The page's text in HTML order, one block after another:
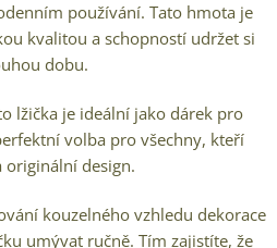
používání. Tato hmota je
kvalitou a schopností udržet si
dobu.
lžička je ideální jako dárek pro
volba pro všechny, kteří
originální design.
kouzelného vzhledu dekorace
umývat ručně. Tím zajistíte, že